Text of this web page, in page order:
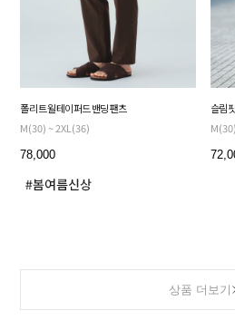
폴리 트윌 테이퍼드 밴딩 팬츠
M(30) ~ 2XL(36)
78,000
슬림
상품 더보기